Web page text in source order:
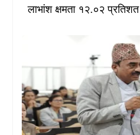
लाभांश क्षमता १२.०२ प्रतिशत